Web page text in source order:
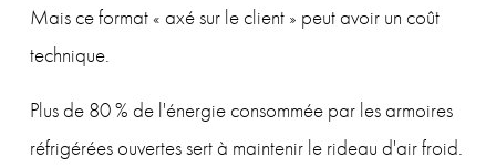
Mais ce format « axé sur le client » peut avoir un coût
technique.
Plus de 80 % de l'énergie consommée par les armoires
réfrigérées ouvertes sert à maintenir le rideau d'air froid.